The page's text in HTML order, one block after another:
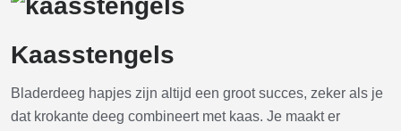
Kaasstengels
Bladerdeeg hapjes zijn altijd een groot succes, zeker als je
dat krokante deeg combineert met kaas. Je maakt er